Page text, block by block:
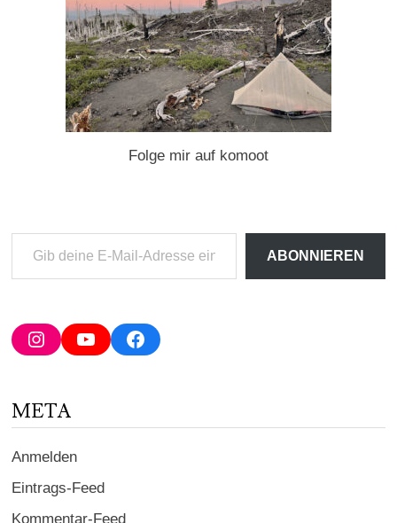
Folge mir auf komoot
deine
Adresse
ein ...
ABONNIEREN
InstagramYouTubeFacebook
META
Anmelden
Eintrags-Feed
Kommentar-Feed